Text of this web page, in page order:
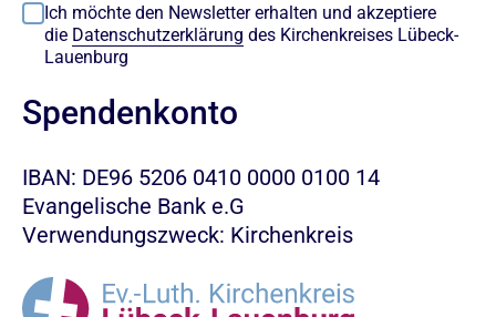
Ich möchte den Newsletter erhalten und akzeptiere
die Datenschutzerklärung des Kirchenkreises Lübeck-
Lauenburg
Spendenkonto
IBAN: DE96 5206 0410 0000 0100 14
Evangelische Bank e.G
Verwendungszweck: Kirchenkreis